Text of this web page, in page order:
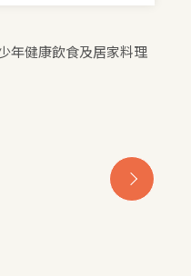
年健康飲食及居家料理